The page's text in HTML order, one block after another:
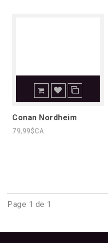
Conan Nordheim
79,99$CA
Page 1 de 1